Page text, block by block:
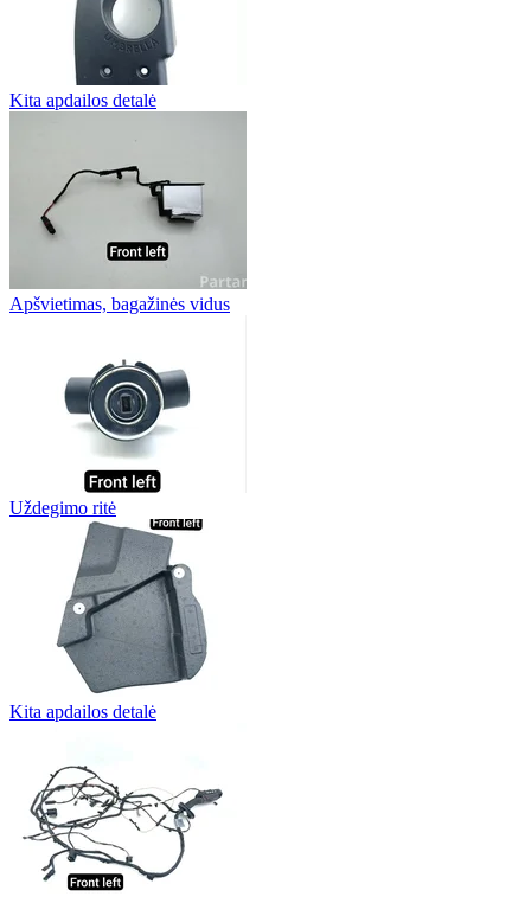
Kita apdailos detalė
Apšvietimas, bagažinės vidus
Uždegimo ritė
Kita apdailos detalė